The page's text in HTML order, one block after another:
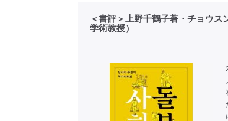
＜書評＞上野千鶴子著・チョ
学術教授）